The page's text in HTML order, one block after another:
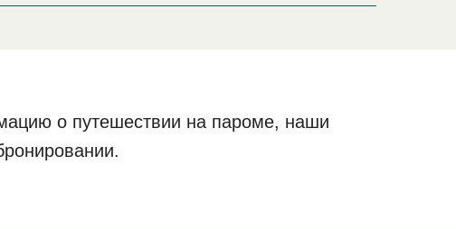
о путешествии на пароме, наши